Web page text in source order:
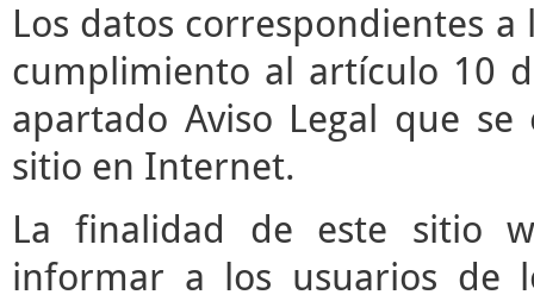
Los datos correspondientes
cumplimiento al artículo 10
apartado Aviso Legal que
sitio en Internet.
La finalidad de este sitio
informar a los usuarios de